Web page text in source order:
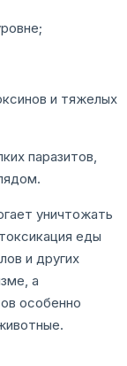
и тяжелых
паразитов,
уничтожать
еды
и других
а
особенно